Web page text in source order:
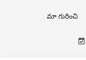
మా గురించి